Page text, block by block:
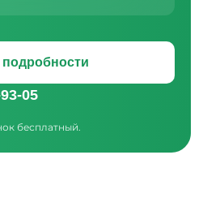
подробности
05
бесплатный.